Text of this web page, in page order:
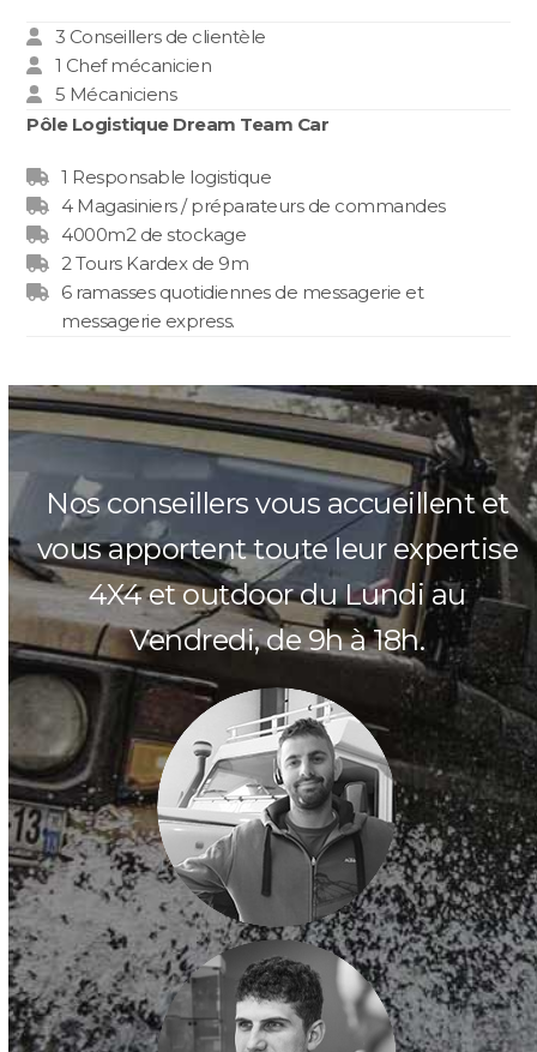
3 Conseillers de clientèle
1 Chef mécanicien
5 Mécaniciens
Pôle Logistique Dream Team Car
1 Responsable logistique
4 Magasiniers / préparateurs de commandes
4000m2 de stockage
2 Tours Kardex de 9m
6 ramasses quotidiennes de messagerie et
messagerie express.
Nos conseillers vous accueillent et
vous apportent toute leur expertise
4X4 et outdoor du Lundi au
Vendredi, de 9h à 18h.